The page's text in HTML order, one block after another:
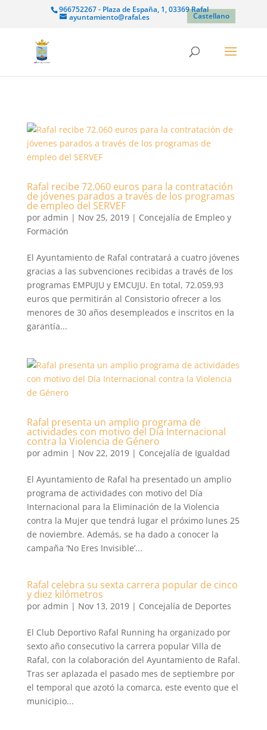
966752267 - Plaza de España, 1, 03369 Rafal
ayuntamiento@rafal.es Castellano
Rafal recibe 72.060 euros para la contratación
de jóvenes parados a través de los programas
de empleo del SERVEF
por admin | Nov 25, 2019| Concejalía de Empleo y
Formación
El Ayuntamiento de Rafal contratará a cuatro jóvenes
gracias a las subvenciones recibidas a través de los
programas EMPUJU y EMCUJU. En total, 72.059,93
euros que permitirán al Consistorio ofrecer a los
menores de 30 años desempleados e inscritos en la
garantía...
Rafal presenta un amplio programa de
actividades con motivo del Día Internacional
contra la Violencia de Género
por admin | Nov 22, 2019| Concejalía de Igualdad
El Ayuntamiento de Rafal ha presentado un amplio
programa de actividades con motivo del Día
Internacional para la Eliminación de la Violencia
contra la Mujer que tendrá lugar el próximo lunes 25
de noviembre. Además, se ha dado a conocer la
campaña ‘No Eres Invisible’...
Rafal celebra su sexta carrera popular de cinco
y diez kilómetros
por admin | Nov 13, 2019| Concejalía de Deportes
El Club Deportivo Rafal Running ha organizado por
sexto año consecutivo la carrera popular Villa de
Rafal, con la colaboración del Ayuntamiento de Rafal.
Tras ser aplazada el pasado mes de septiembre por
el temporal que azotó la comarca, este evento que el
municipio...